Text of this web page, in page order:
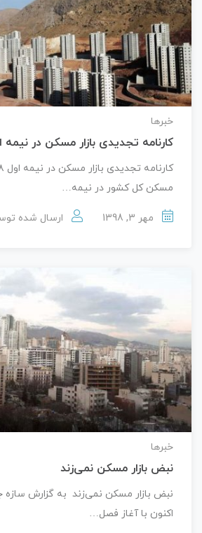
خبرها
کارنامه تجدیدی بازار مسکن در نیمه
مسکن کل کشور در نیمه…
مهر 3, 1398 ارسال شده
خبرها
نبض بازار مسکن نمی‌زند
نبض بازار مسکن نمی‌زند به گزارش سازه
اکنون با آغاز فصل…